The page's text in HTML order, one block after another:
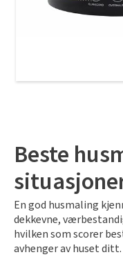
Beste
En god husmaling
dekkevne,
hvilken som scorer
avhenger av huset ditt.